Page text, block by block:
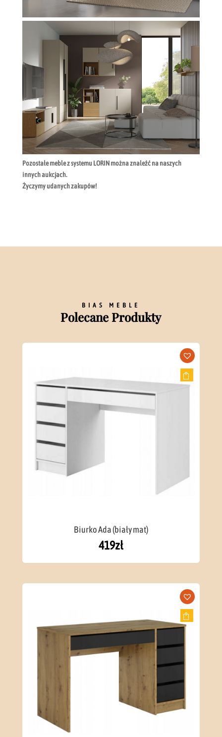
Pozostałe meble z systemu LORIN można znaleźć na naszych
innych aukcjach.
Życzymy udanych zakupów!
BIAS MEBLE
Polecane Produkty
Biurko Ada (biały mat)
419zł